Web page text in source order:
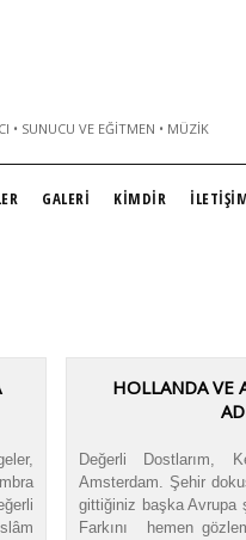
• SUNUCU VE EĞITMEN • MÜZIK
GALERİ KİMDİR
HOLLANDA VE
Değerli Dostlarım,
Amsterdam. Şehir
gittiğiniz başka Avrupa
Farkını hemen